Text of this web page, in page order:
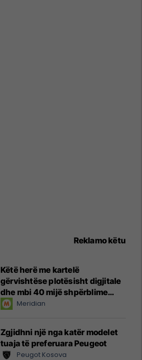
Reklamo këtu
Këtë herë me kartelë
gërvishtëse plotësisht digjitale
dhe mbi 40 mijë shpërblime
instant!Meridian
Zgjidhni një nga katër modelet
tuaja të preferuara Peugeot
Peugot Kosova